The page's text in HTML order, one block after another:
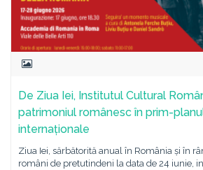
De Ziua Iei, Institutul Cultural
patrimoniul românesc în prim-
internaționale
Ziua Iei, sărbătorită anual în România și în
români de pretutindeni la data de 24 iunie,